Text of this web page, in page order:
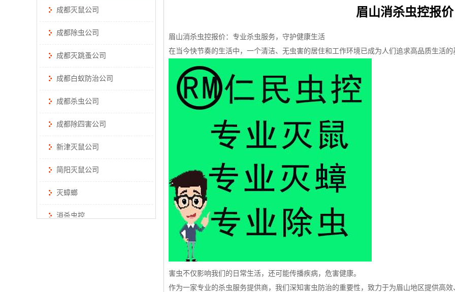
成都灭鼠公司
成都除虫公司
成都灭跳蚤公司
成都白蚁防治公司
成都杀虫公司
成都除四害公司
新津灭鼠公司
简阳灭鼠公司
灭蟑螂
消杀虫控
眉山消杀虫控报价
眉山消杀虫控报价：专业杀虫服务，守护健康生活
在当今快节奏的生活中，一个清洁、无虫害的居住和工作环境已成为人们追求高品质生活的
害虫不仅影响我们的日常生活，还可能传播疾病，危害健康。
作为一家专业的杀虫服务提供商，我们深知害虫防治的重要性，致力于为眉山地区提供高效